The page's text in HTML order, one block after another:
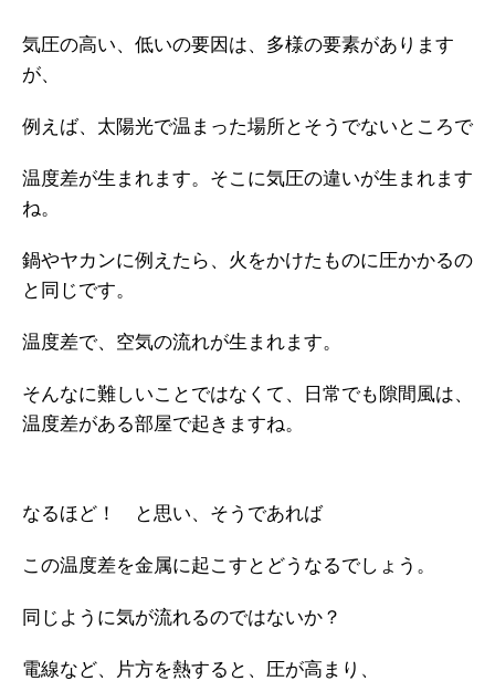
気圧の高い、低いの要因は、多様の要素があります
が、
例えば、太陽光で温まった場所とそうでないところで
温度差が生まれます。そこに気圧の違いが生まれます
ね。
鍋やヤカンに例えたら、火をかけたものに圧かかるの
と同じです。
温度差で、空気の流れが生まれます。
そんなに難しいことではなくて、日常でも隙間風は、
温度差がある部屋で起きますね。
なるほど！ と思い、そうであれば
この温度差を金属に起こすとどうなるでしょう。
同じように気が流れるのではないか？
電線など、片方を熱すると、圧が高まり、